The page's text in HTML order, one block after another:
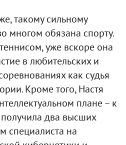
такому сильному
многом обязана спорту.
уже вскоре она
в любительских и
как судья
Кроме того, Настя
плане – к
два высших
специалиста на